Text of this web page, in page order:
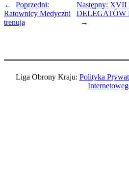
←
Poprzedni:
Ratownicy Medyczni
trenują
Następny: XVII
→
Liga Obrony Kraju: Polityka